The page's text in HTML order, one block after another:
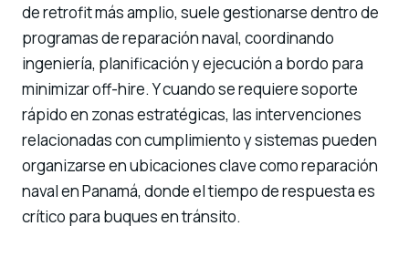
de retrofit más amplio, suele gestionarse dentro de
programas de reparación naval, coordinando
ingeniería, planificación y ejecución a bordo para
minimizar off-hire. Y cuando se requiere soporte
rápido en zonas estratégicas, las intervenciones
relacionadas con cumplimiento y sistemas pueden
organizarse en ubicaciones clave comoreparación
naval en Panamá, donde el tiempo de respuesta es
crítico para buques en tránsito.